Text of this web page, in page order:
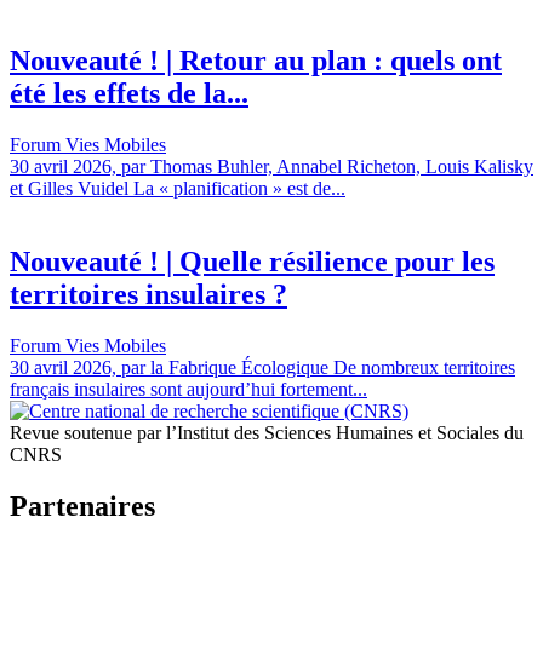
Nouveauté ! | Retour au plan : quels ont
été les effets de la...
Forum Vies Mobiles
30 avril 2026, par Thomas Buhler, Annabel Richeton, Louis Kalisky
et Gilles Vuidel La « planification » est de...
Nouveauté ! | Quelle résilience pour les
territoires insulaires ?
Forum Vies Mobiles
30 avril 2026, par la Fabrique Écologique De nombreux territoires
français insulaires sont aujourd’hui fortement...
Revue soutenue par l’Institut des Sciences Humaines et Sociales du
CNRS
Partenaires